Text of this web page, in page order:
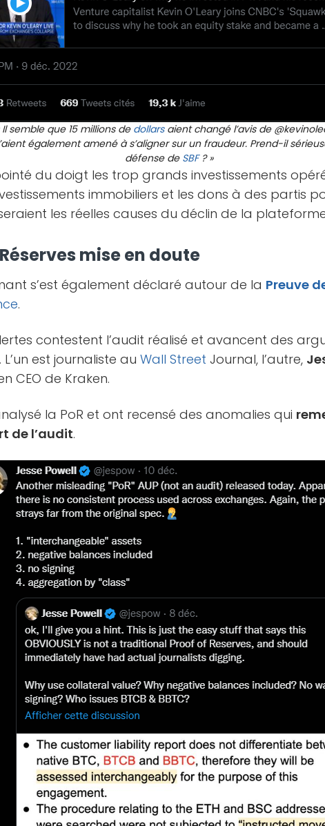
Il semble que 15 millions de dollarsaient changé l’avis de
également amené à s’aligner sur un fraudeur. Prend-il
défense de SBF? »
du doigt les trop grands investissements
immobiliers et les dons à des partis
les réelles causes du déclin de la
mise en doute
s’est également déclaré autour de la Preuve
.
contestent l’audit réalisé et avancent des
est journaliste auWall Street Journal, l’autre,
CEO de Kraken.
la PoR et ont recensé des anomalies qui
de l’audit.